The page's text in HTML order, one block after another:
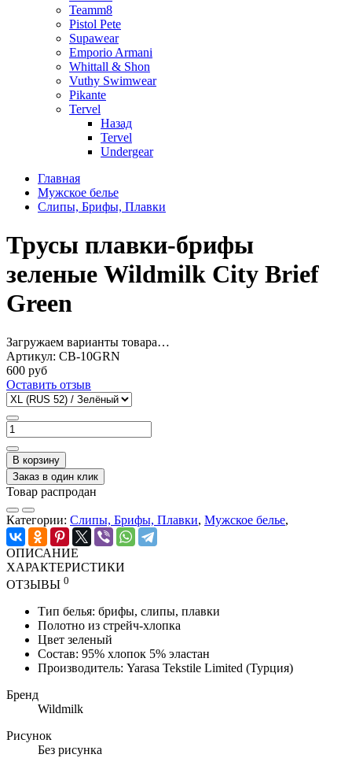
Teamm8
Pistol Pete
Supawear
Emporio Armani
Whittall & Shon
Vuthy Swimwear
Pikante
Tervel
Назад
Tervel
Undergear
Главная
Мужское белье
Слипы, Брифы, Плавки
Трусы плавки-брифы
зеленые Wildmilk City Brief
Green
Загружаем варианты товара…
Артикул: CB-10GRN
600 руб
Оставить отзыв
В корзину
Заказ в один клик
Товар распродан
Категории: Слипы, Брифы, Плавки, Мужское белье,
ОПИСАНИЕ
ХАРАКТЕРИСТИКИ
ОТЗЫВЫ 0
Тип белья: брифы, слипы, плавки
Полотно из стрейч-хлопка
Цвет зеленый
Состав: 95% хлопок 5% эластан
Производитель: Yarasa Tekstile Limited (Турция)
Бренд
Wildmilk
Рисунок
Без рисунка